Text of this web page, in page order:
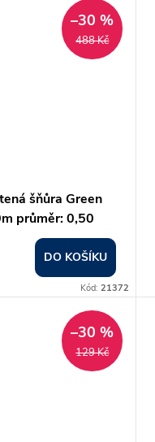
488 Kč
–30 %
šňůra Green
průměr: 0,50
DO KOŠÍKU
Kód:21372
129 Kč
–30 %